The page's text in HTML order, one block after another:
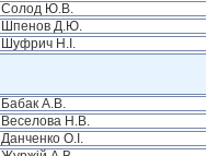
Солод Ю.В.
Шпенов Д.Ю.
Шуфрич Н.І.
Бабак А.В.
Веселова Н.В.
Данченко О.І.